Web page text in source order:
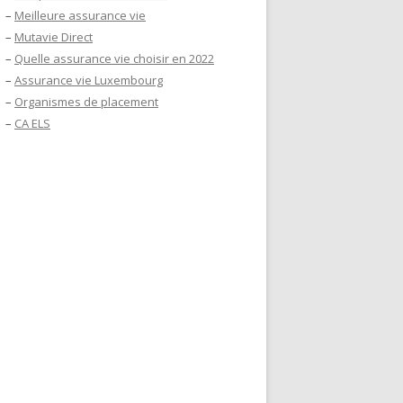
– Meilleure assurance vie
– Mutavie Direct
– Quelle assurance vie choisir en 2022
– Assurance vie Luxembourg
– Organismes de placement
– CA ELS